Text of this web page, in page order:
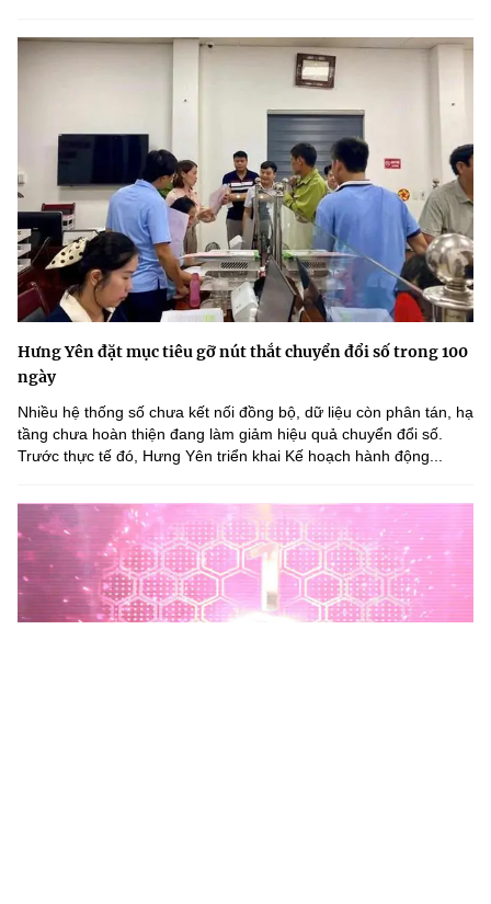
Hưng Yên đặt mục tiêu gỡ nút thắt chuyển đổi số trong 100
ngày
Nhiều hệ thống số chưa kết nối đồng bộ, dữ liệu còn phân tán, hạ
tầng chưa hoàn thiện đang làm giảm hiệu quả chuyển đổi số.
Trước thực tế đó, Hưng Yên triển khai Kế hoạch hành động...